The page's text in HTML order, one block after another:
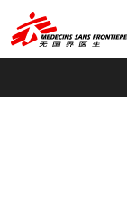
default